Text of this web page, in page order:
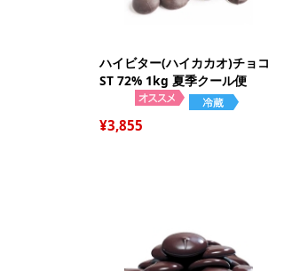
ハイビター(ハイカカオ)チョコ
ST 72% 1kg 夏季クール便
3,855